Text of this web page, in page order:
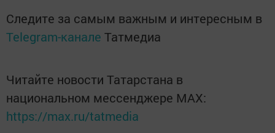
Следите за самым важным и интересным в
Telegram-канале Татмедиа
Читайте новости Татарстана в
национальном мессенджере MАХ:
https://max.ru/tatmedia